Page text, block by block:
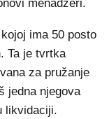
menadžeri.
ima 50 posto
Ta je tvrtka
za pružanje
jedna njegova
likvidaciji.